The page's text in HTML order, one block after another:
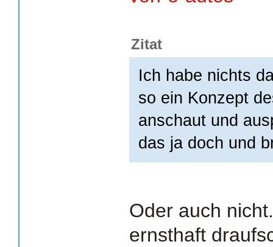
Zitat
Ich habe nichts
so ein Konzept
anschaut und
das ja doch und
Oder auch
ernsthaft